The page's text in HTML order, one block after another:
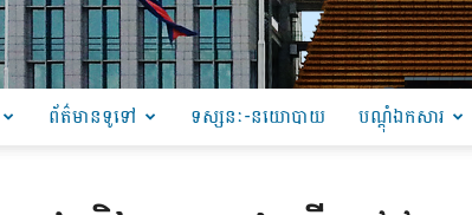
ព័ត៌មានទូទៅ ទស្សនៈ-នយោបាយ បណ្ដុំឯកសារ